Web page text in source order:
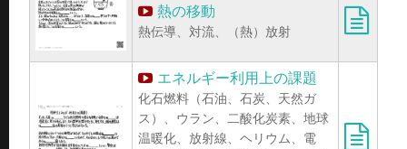
熱の移動
熱伝導、対流、（熱）放射
エネルギー利用上の課題
化石燃料（石油、石炭、天然ガ
ス）、ウラン、二酸化炭素、地球
温暖化、放射線、ヘリウム、電